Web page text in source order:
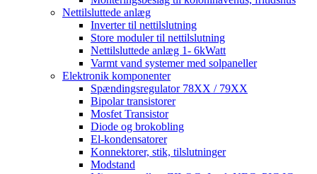
Nettilsluttede anlæg
Inverter til nettilslutning
Store moduler til nettilslutning
Nettilsluttede anlæg 1- 6kWatt
Varmt vand systemer med solpaneller
Elektronik komponenter
Spændingsregulator 78XX / 79XX
Bipolar transistorer
Mosfet Transistor
Diode og brokobling
El-kondensatorer
Konnektorer, stik, tilslutninger
Modstand